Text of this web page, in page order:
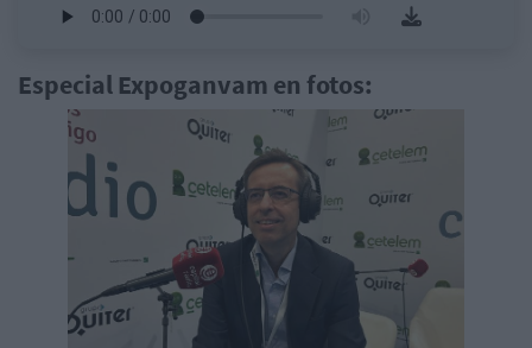
Especial Expoganvam en fotos: